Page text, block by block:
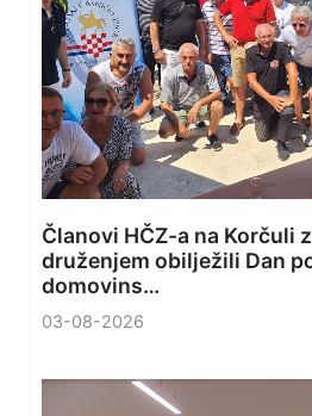
Članovi HČZ-a na Korčuli
druženjem obilježili Dan
domovins…
03-08-2026